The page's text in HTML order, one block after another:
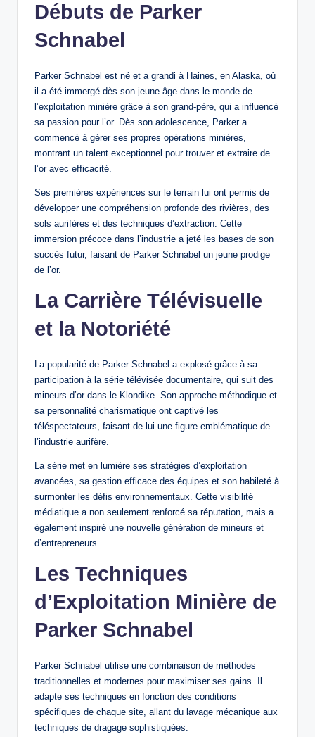
Débuts de Parker
Schnabel
Parker Schnabel est né et a grandi à Haines, en Alaska, où
il a été immergé dès son jeune âge dans le monde de
l’exploitation minière grâce à son grand-père, qui a influencé
sa passion pour l’or. Dès son adolescence, Parker a
commencé à gérer ses propres opérations minières,
montrant un talent exceptionnel pour trouver et extraire de
l’or avec efficacité.
Ses premières expériences sur le terrain lui ont permis de
développer une compréhension profonde des rivières, des
sols aurifères et des techniques d’extraction. Cette
immersion précoce dans l’industrie a jeté les bases de son
succès futur, faisant de Parker Schnabel un jeune prodige
de l’or.
La Carrière Télévisuelle
et la Notoriété
La popularité de Parker Schnabel a explosé grâce à sa
participation à la série télévisée documentaire, qui suit des
mineurs d’or dans le Klondike. Son approche méthodique et
sa personnalité charismatique ont captivé les
téléspectateurs, faisant de lui une figure emblématique de
l’industrie aurifère.
La série met en lumière ses stratégies d’exploitation
avancées, sa gestion efficace des équipes et son habileté à
surmonter les défis environnementaux. Cette visibilité
médiatique a non seulement renforcé sa réputation, mais a
également inspiré une nouvelle génération de mineurs et
d’entrepreneurs.
Les Techniques
d’Exploitation Minière de
Parker Schnabel
Parker Schnabel utilise une combinaison de méthodes
traditionnelles et modernes pour maximiser ses gains. Il
adapte ses techniques en fonction des conditions
spécifiques de chaque site, allant du lavage mécanique aux
techniques de dragage sophistiquées.